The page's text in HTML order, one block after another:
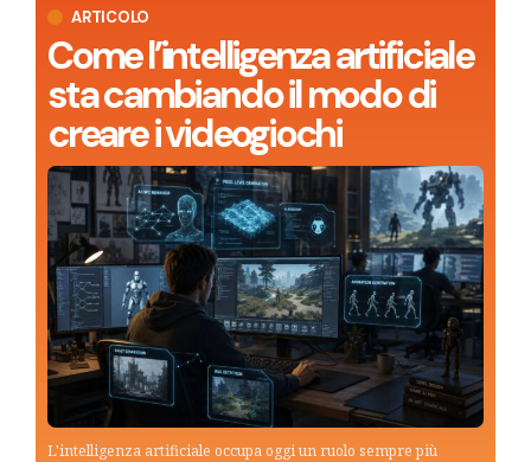
ARTICOLO
Come l’intelligenza artificiale
sta cambiando il modo di
creare i videogiochi
L'intelligenza artificiale occupa oggi un ruolo sempre più